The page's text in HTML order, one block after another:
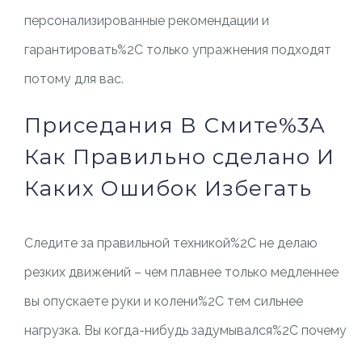
персонализированные рекомендации и
гарантировать%2C только упражнения подходят
потому для вас.
Приседания В Смите%3A
Как Правильно сделано И
Каких Ошибок Избегать
Следите за правильной техникой%2C не делаю
резких движений – чем плавнее только медленнее
вы опускаете руки и колени%2C тем сильнее
нагрузка. Вы когда-нибудь задумывался%2C почему